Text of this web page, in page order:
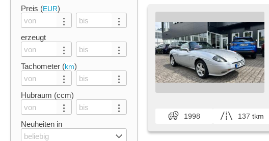
Preis (EUR)
erzeugt
Tachometer (km)
Hubraum (ccm)
Neuheiten in
beliebig
1998 137 tkm